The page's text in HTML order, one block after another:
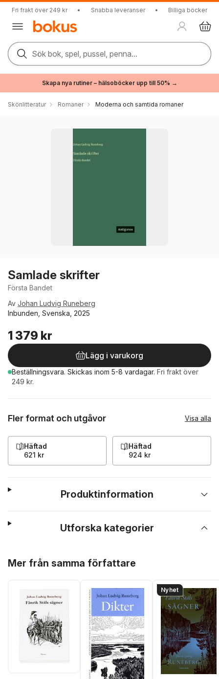
Fri frakt över 249 kr • Snabba leveranser • Billiga böcker
Sök bok, spel, pussel, penna...
Skapa nya rutiner – hälsoböcker upp till 50% →
Skönlitteratur Romaner Moderna och samtida romaner
Samlade skrifter
Första Bandet
Av Johan Ludvig Runeberg
Inbunden, Svenska, 2025
1 379 kr
Lägg i varukorg
Beställningsvara. Skickas inom 5-8 vardagar. Fri frakt över
249 kr.
Fler format och utgåvor Visa alla
Häftad
621 kr
Häftad
924 kr
Produktinformation
Utforska kategorier
Mer från samma författare
Nyhet